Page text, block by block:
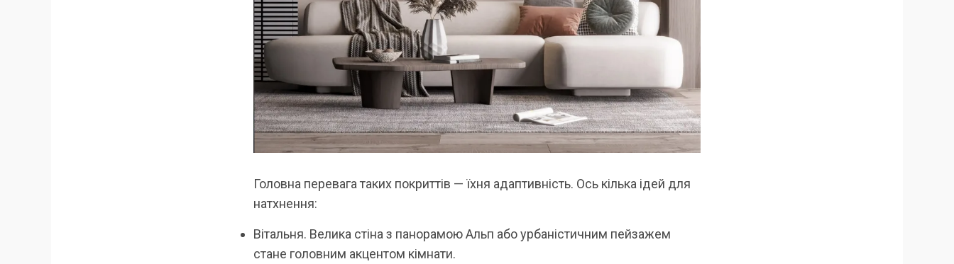
Головна перевага таких покриттів — їхня адаптивність. Ось кілька ідей для
натхнення:
Вітальня. Велика стіна з панорамою Альп або урбаністичним пейзажем
стане головним акцентом кімнати.